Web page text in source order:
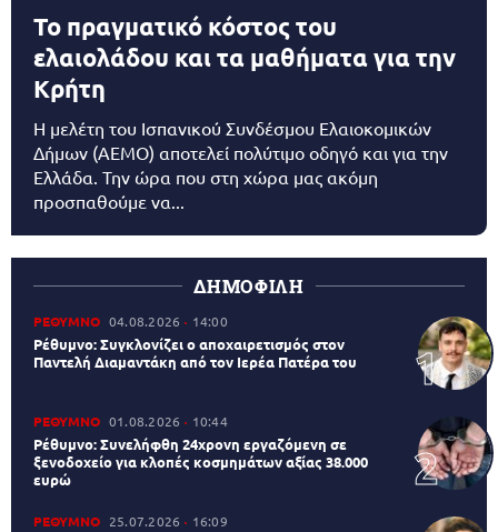
Το πραγματικό κόστος του
ελαιολάδου και τα μαθήματα για την
Κρήτη
Η μελέτη του Ισπανικού Συνδέσμου Ελαιοκομικών
Δήμων (AEMO) αποτελεί πολύτιμο οδηγό και για την
Ελλάδα. Την ώρα που στη χώρα μας ακόμη
προσπαθούμε να...
ΔΗΜΟΦΙΛΗ
ΡΕΘΥΜΝΟ 04.08.2026 14:00
Ρέθυμνο: Συγκλονίζει ο αποχαιρετισμός στον
Παντελή Διαμαντάκη από τον Ιερέα Πατέρα του
ΡΕΘΥΜΝΟ 01.08.2026 10:44
Ρέθυμνο: Συνελήφθη 24χρονη εργαζόμενη σε
ξενοδοχείο για κλοπές κοσμημάτων αξίας 38.000
ευρώ
ΡΕΘΥΜΝΟ 25.07.2026 16:09